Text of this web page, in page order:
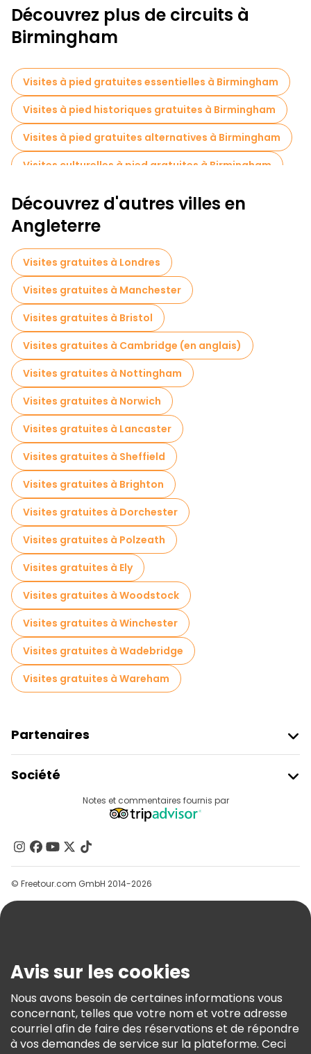
Découvrez plus de circuits à
Birmingham
Visites à pied gratuites essentielles à Birmingham
Visites à pied historiques gratuites à Birmingham
Visites à pied gratuites alternatives à Birmingham
Visites culturelles à pied gratuites à Birmingham
Visites autoguidées en Birmingham
Visites de dégustation locales à Birmingham
Visites gratuites à proximité Victoria Square
Visites gratuites à proximité Birmingham Cathedral
Découvrez d'autres villes en
Angleterre
Visites gratuites à Londres
Visites gratuites à Manchester
Visites gratuites à Bristol
Visites gratuites à Cambridge (en anglais)
Visites gratuites à Nottingham
Visites gratuites à Norwich
Visites gratuites à Lancaster
Visites gratuites à Sheffield
Visites gratuites à Brighton
Visites gratuites à Dorchester
Visites gratuites à Polzeath
Visites gratuites à Ely
Visites gratuites à Woodstock
Visites gratuites à Winchester
Visites gratuites à Wadebridge
Visites gratuites à Wareham
Partenaires
Connexion Du Fournisseur
Programme D’affiliation
Société
Contactez-Nous
Groupes
Aide
Conditions Générales Et Mentions Légales
Politique En Matière De Cookies
Freetour Prix
Programme De Fidélité
Notes et commentaires fournis par
© Freetour.com GmbH 2014-2026
Avis sur les cookies
Nous avons besoin de certaines informations vous
concernant, telles que votre nom et votre adresse
courriel afin de faire des réservations et de répondre
à vos demandes de service sur la plateforme. Ceci